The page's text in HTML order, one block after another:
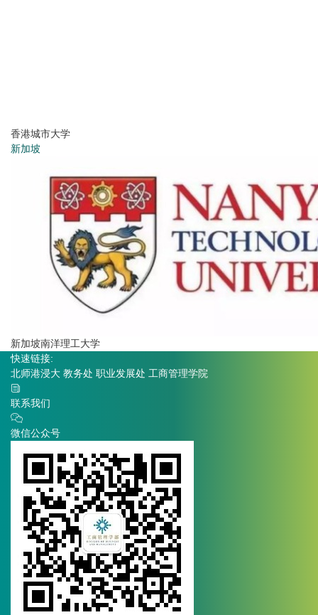
香港城市大学
新加坡
新加坡南洋理工大学
快速链接:
北师港浸大 教务处 职业发展处 工商管理学院
联系我们
微信公众号